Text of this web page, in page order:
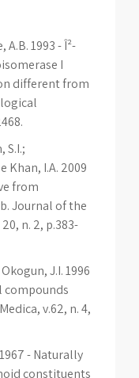
A.B. 1993 - Î²-
I
different from
S.I.;
Khan, I.A. 2009
from
Journal of the
n. 2, p.383-
J.I. 1996
compounds
v.62, n. 4,
- Naturally
constituents